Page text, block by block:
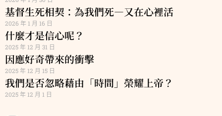
基督生死相契：為我們死—又在心裡活
2026 年 1 月 16 日
什麼才是信心呢？
2025 年 12 月 31 日
因應好奇帶來的衝擊
2025 年 12 月 15 日
我們是否忽略藉由「時間」榮耀上帝？
2025 年 12 月 1 日